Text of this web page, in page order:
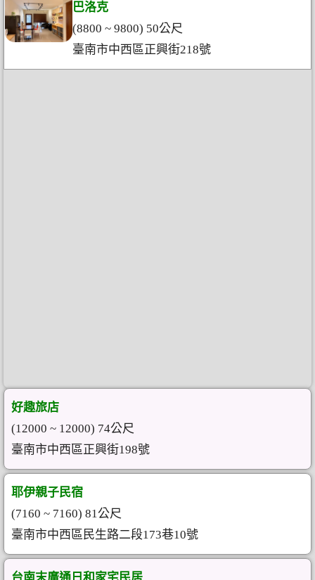
巴洛克
(8800 ~ 9800) 50公尺
臺南市中西區正興街218號
好趣旅店
(12000 ~ 12000) 74公尺
臺南市中西區正興街198號
耶伊親子民宿
(7160 ~ 7160) 81公尺
臺南市中西區民生路二段173巷10號